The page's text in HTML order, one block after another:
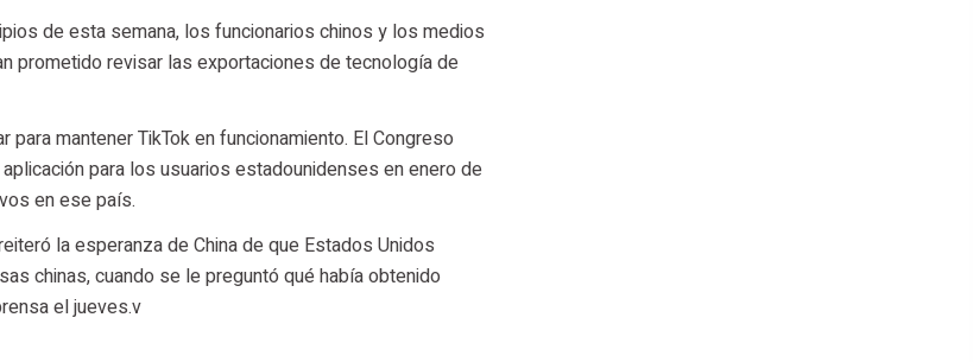
de esta semana, los funcionarios chinos y los medios
prometido revisar las exportaciones de tecnología de
mantener TikTok en funcionamiento. El Congreso
para los usuarios estadounidenses en enero de
en ese país.
la esperanza de China de que Estados Unidos
chinas, cuando se le preguntó qué había obtenido
el jueves.v